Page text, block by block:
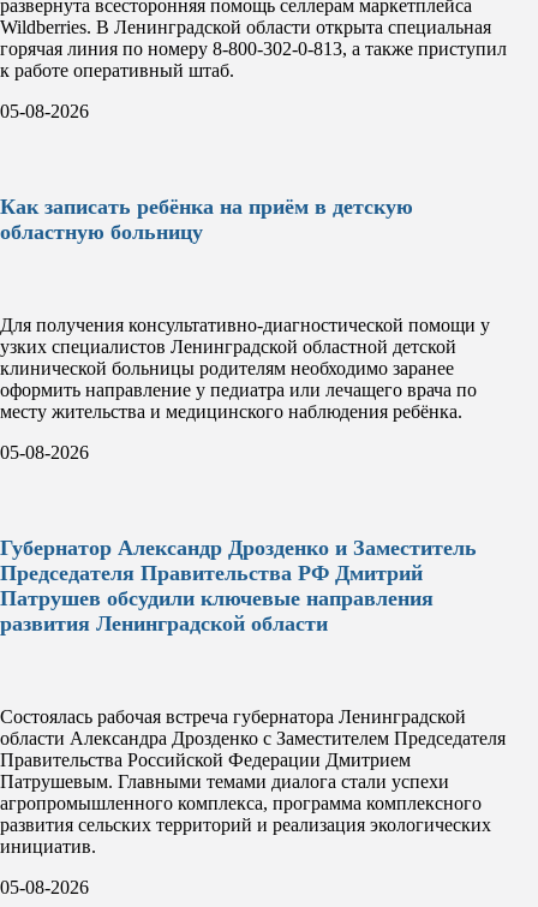
развернута всесторонняя помощь селлерам маркетплейса
Wildberries. В Ленинградской области открыта специальная
горячая линия по номеру 8-800-302-0-813, а также приступил
к работе оперативный штаб.
05-08-2026
Как записать ребёнка на приём в детскую
областную больницу
Для получения консультативно-диагностической помощи у
узких специалистов Ленинградской областной детской
клинической больницы родителям необходимо заранее
оформить направление у педиатра или лечащего врача по
месту жительства и медицинского наблюдения ребёнка.
05-08-2026
Губернатор Александр Дрозденко и Заместитель
Председателя Правительства РФ Дмитрий
Патрушев обсудили ключевые направления
развития Ленинградской области
Состоялась рабочая встреча губернатора Ленинградской
области Александра Дрозденко с Заместителем Председателя
Правительства Российской Федерации Дмитрием
Патрушевым. Главными темами диалога стали успехи
агропромышленного комплекса, программа комплексного
развития сельских территорий и реализация экологических
инициатив.
05-08-2026